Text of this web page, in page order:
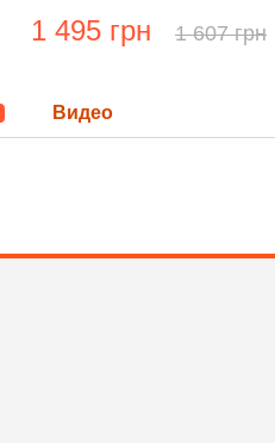
1 495 грн 1 607 грн
Видео